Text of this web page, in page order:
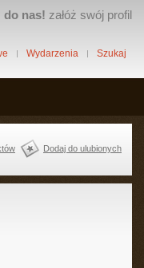
do nas! załóż swój profil
Wydarzenia Szukaj
Dodaj do ulubionych